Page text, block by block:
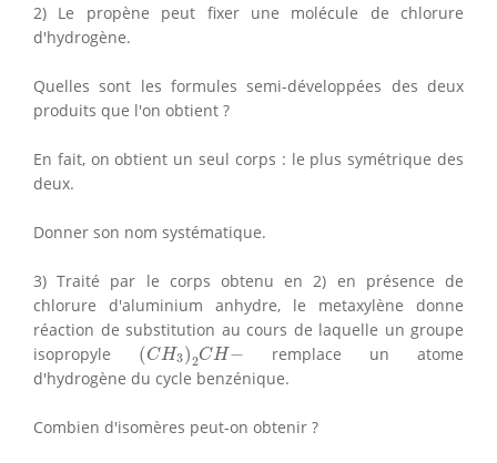
2) Le propène peut fixer une molécule de chlorure
d'hydrogène.
Quelles sont les formules semi-développées des deux
produits que l'on obtient ?
En fait, on obtient un seul corps : le plus symétrique des
deux.
Donner son nom systématique.
3) Traité par le corps obtenu en 2) en présence de
chlorure d'aluminium anhydre, le metaxylène donne
réaction de substitution au cours de laquelle un groupe
isopropyle (CH3)2CH−
(CH3)2CH−
remplace un atome
d'hydrogène du cycle benzénique.
Combien d'isomères peut-on obtenir ?